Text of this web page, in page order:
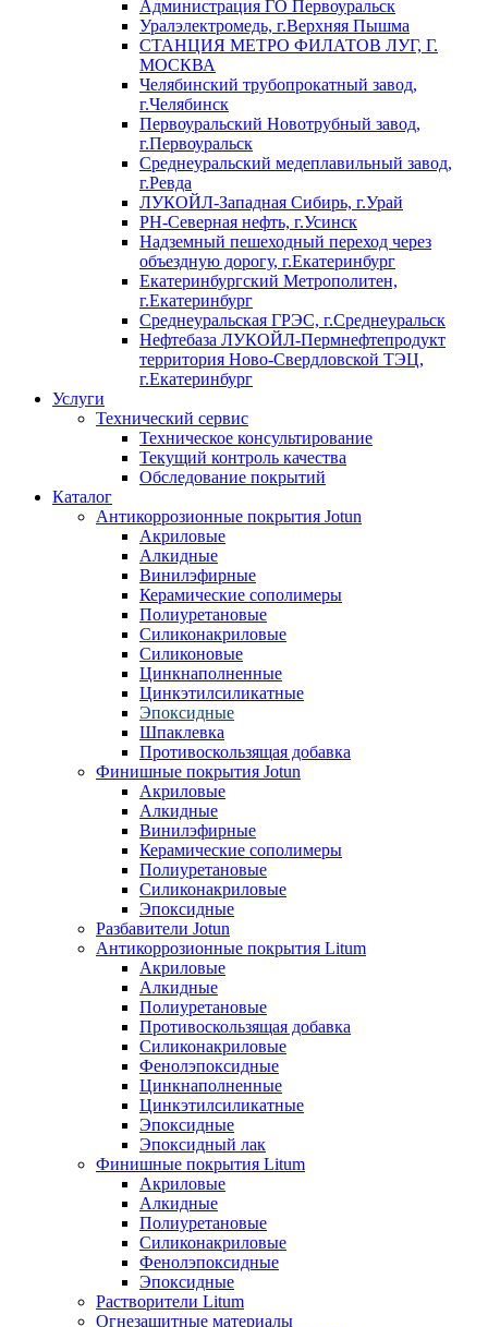
Администрация ГО Первоуральск
Уралэлектромедь, г.Верхняя Пышма
СТАНЦИЯ МЕТРО ФИЛАТОВ ЛУГ, Г.
МОСКВА
Челябинский трубопрокатный завод,
г.Челябинск
Первоуральский Новотрубный завод,
г.Первоуральск
Среднеуральский медеплавильный завод,
г.Ревда
ЛУКОЙЛ-Западная Сибирь, г.Урай
РН-Северная нефть, г.Усинск
Надземный пешеходный переход через
объездную дорогу, г.Екатеринбург
Екатеринбургский Метрополитен,
г.Екатеринбург
Среднеуральская ГРЭС, г.Среднеуральск
Нефтебаза ЛУКОЙЛ-Пермнефтепродукт
территория Ново-Свердловской ТЭЦ,
г.Екатеринбург
Услуги
Технический сервис
Техническое консультирование
Текущий контроль качества
Обследование покрытий
Каталог
Антикоррозионные покрытия Jotun
Акриловые
Алкидные
Винилэфирные
Керамические сополимеры
Полиуретановые
Силиконакриловые
Силиконовые
Цинкнаполненные
Цинкэтилсиликатные
Эпоксидные
Шпаклевка
Противоскользящая добавка
Финишные покрытия Jotun
Акриловые
Алкидные
Винилэфирные
Керамические сополимеры
Полиуретановые
Силиконакриловые
Эпоксидные
Разбавители Jotun
Антикоррозионные покрытия Litum
Акриловые
Алкидные
Полиуретановые
Противоскользящая добавка
Силиконакриловые
Фенолэпоксидные
Цинкнаполненные
Цинкэтилсиликатные
Эпоксидные
Эпоксидный лак
Финишные покрытия Litum
Акриловые
Алкидные
Полиуретановые
Силиконакриловые
Фенолэпоксидные
Эпоксидные
Растворители Litum
Огнезащитные материалы